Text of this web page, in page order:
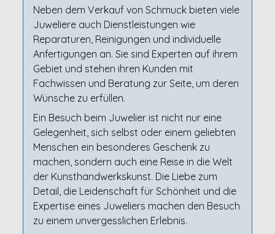
Neben dem Verkauf von Schmuck bieten viele
Juweliere auch Dienstleistungen wie
Reparaturen, Reinigungen und individuelle
Anfertigungen an. Sie sind Experten auf ihrem
Gebiet und stehen ihren Kunden mit
Fachwissen und Beratung zur Seite, um deren
Wünsche zu erfüllen.
Ein Besuch beim Juwelier ist nicht nur eine
Gelegenheit, sich selbst oder einem geliebten
Menschen ein besonderes Geschenk zu
machen, sondern auch eine Reise in die Welt
der Kunsthandwerkskunst. Die Liebe zum
Detail, die Leidenschaft für Schönheit und die
Expertise eines Juweliers machen den Besuch
zu einem unvergesslichen Erlebnis.